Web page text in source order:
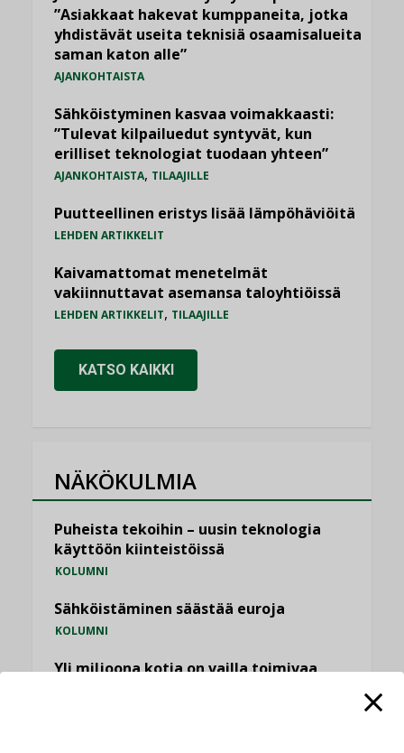
”Asiakkaat hakevat kumppaneita, jotka
yhdistävät useita teknisiä osaamisalueita
saman katon alle”
AJANKOHTAISTA
Sähköistyminen kasvaa voimakkaasti:
”Tulevat kilpailuedut syntyvät, kun
erilliset teknologiat tuodaan yhteen”
AJANKOHTAISTA, TILAAJILLE
Puutteellinen eristys lisää lämpöhäviöitä
LEHDEN ARTIKKELIT
Kaivamattomat menetelmät
vakiinnuttavat asemansa taloyhtiöissä
LEHDEN ARTIKKELIT, TILAAJILLE
KATSO KAIKKI
NÄKÖKULMIA
Puheista tekoihin – uusin teknologia
käyttöön kiinteistöissä
KOLUMNI
Sähköistäminen säästää euroja
KOLUMNI
Yli miljoona kotia on vailla toimivaa